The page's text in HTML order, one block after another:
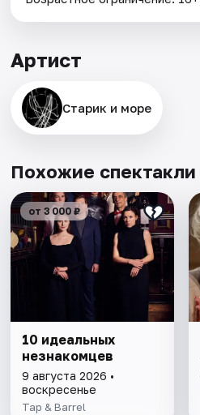
Артист
Старик и море
Похожие спектакли
от 3 000 ₽
10 идеальных
незнакомцев
9 августа 2026 •
воскресенье
Tap & Barrel